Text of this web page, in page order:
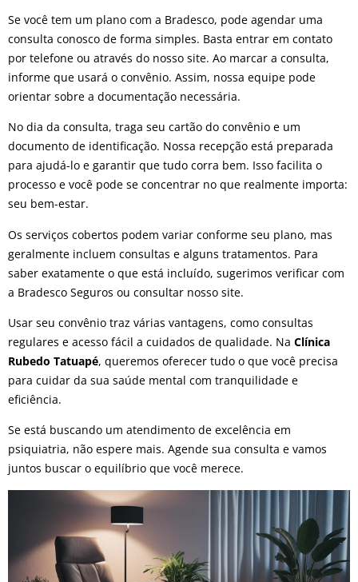
Se você tem um plano com a Bradesco, pode agendar uma
consulta conosco de forma simples. Basta entrar em contato
por telefone ou através do nosso site. Ao marcar a consulta,
informe que usará o convênio. Assim, nossa equipe pode
orientar sobre a documentação necessária.
No dia da consulta, traga seu cartão do convênio e um
documento de identificação. Nossa recepção está preparada
para ajudá-lo e garantir que tudo corra bem. Isso facilita o
processo e você pode se concentrar no que realmente importa:
seu bem-estar.
Os serviços cobertos podem variar conforme seu plano, mas
geralmente incluem consultas e alguns tratamentos. Para
saber exatamente o que está incluído, sugerimos verificar com
a Bradesco Seguros ou consultar nosso site.
Usar seu convênio traz várias vantagens, como consultas
regulares e acesso fácil a cuidados de qualidade. Na Clínica
Rubedo Tatuapé, queremos oferecer tudo o que você precisa
para cuidar da sua saúde mental com tranquilidade e
eficiência.
Se está buscando um atendimento de excelência em
psiquiatria, não espere mais. Agende sua consulta e vamos
juntos buscar o equilíbrio que você merece.